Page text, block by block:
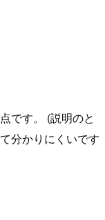
です。 (説明のと
分かりにくいです